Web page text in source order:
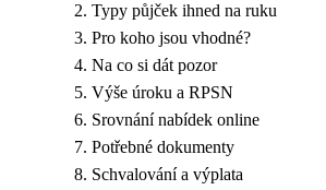
Typy půjček ihned na ruku
Pro koho jsou vhodné?
Na co si dát pozor
Výše úroku a RPSN
Srovnání nabídek online
Potřebné dokumenty
Schvalování a výplata